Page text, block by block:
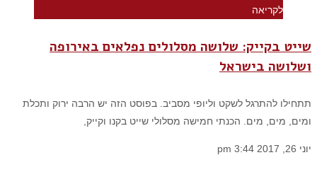
לקריאה
שייט בקייק: שלושה מסלולים נפלאים באירופה
ושלושה בישראל
תתחילו להתרגל לשקט וליופי מסביב. בפוסט הזה יש הרבה ירוק ותכלת
ומים, מים, מים. הכנתי חמישה מסלולי שייט בקנו וקייק,
יוני 26, 2017 3:44 pm